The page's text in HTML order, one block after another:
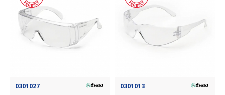
0301027 0301013